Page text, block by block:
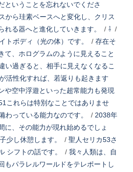
ということを忘れないでくださ
から珪素ベースへと変化し、クリス
れる器へと進化していきます。
/ ⇩ /
トボディ（光の体）です。
/ 存在そ
て、ホログラムのように見えること
い過ぎると、相手に見えなくなるこ
活性化すれば、若返りも起きます
や空中浮遊といった超常能力も発現
これらは特別なことではありませ
わっている能力なのです。 / 2038年
に、その能力が現れ始めるでしょ
少し休憩します。 / 聖人セリカ53さ
シフトの話です。
/ 我々人類は、自
もパラレルワールドをテレポートし